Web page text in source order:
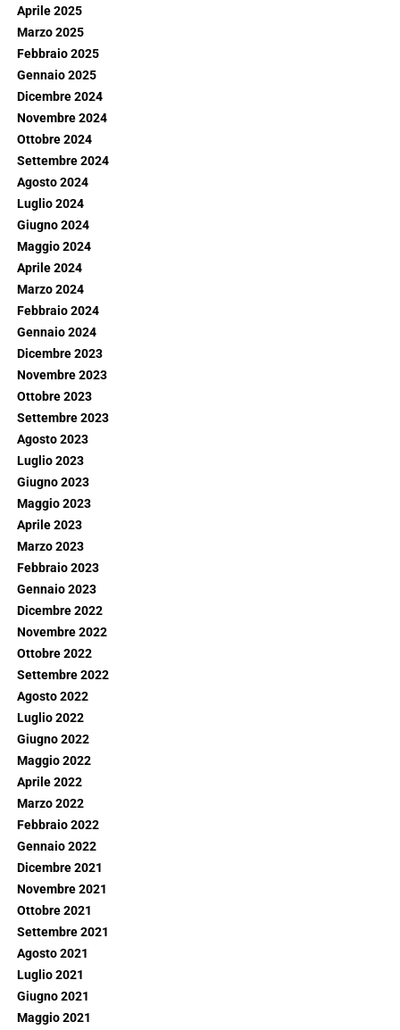
Aprile 2025
Marzo 2025
Febbraio 2025
Gennaio 2025
Dicembre 2024
Novembre 2024
Ottobre 2024
Settembre 2024
Agosto 2024
Luglio 2024
Giugno 2024
Maggio 2024
Aprile 2024
Marzo 2024
Febbraio 2024
Gennaio 2024
Dicembre 2023
Novembre 2023
Ottobre 2023
Settembre 2023
Agosto 2023
Luglio 2023
Giugno 2023
Maggio 2023
Aprile 2023
Marzo 2023
Febbraio 2023
Gennaio 2023
Dicembre 2022
Novembre 2022
Ottobre 2022
Settembre 2022
Agosto 2022
Luglio 2022
Giugno 2022
Maggio 2022
Aprile 2022
Marzo 2022
Febbraio 2022
Gennaio 2022
Dicembre 2021
Novembre 2021
Ottobre 2021
Settembre 2021
Agosto 2021
Luglio 2021
Giugno 2021
Maggio 2021